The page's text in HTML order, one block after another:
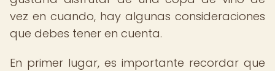
vez en cuando, hay algunas consideraciones
que debes tener en cuenta.
En primer lugar, es importante recordar que